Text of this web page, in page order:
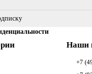
Наши
+7